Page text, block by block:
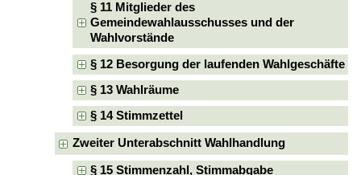
§ 11 Mitglieder des
Gemeindewahlausschusses und der
Wahlvorstände
§ 12 Besorgung der laufenden Wahlgeschäfte
§ 13 Wahlräume
§ 14 Stimmzettel
Zweiter Unterabschnitt Wahlhandlung
§ 15 Stimmenzahl, Stimmabgabe